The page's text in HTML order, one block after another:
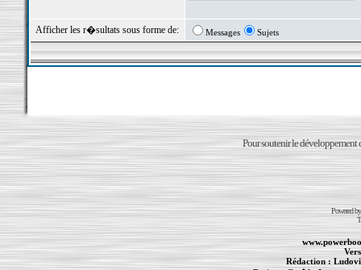
Afficher les r�sultats sous forme de: Messages Sujets
Pour soutenir le développement
Powered
Rédaction :